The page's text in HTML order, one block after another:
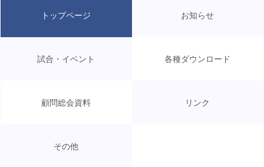
トップページ お知らせ
試合・イベント 各種ダウンロード
顧問総会資料 リンク
その他